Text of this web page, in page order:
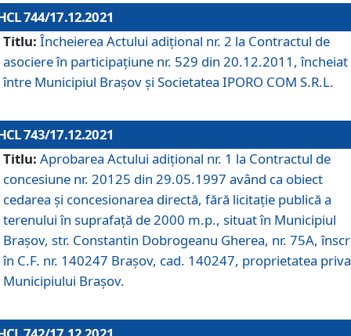
744/17.12.2021
Titlu: Încheierea Actului adițional nr. 2 la Contractul de
asociere în participațiune nr. 529 din 20.12.2011, încheiat
între Municipiul Brașov și Societatea IPORO COM S.R.L.
743/17.12.2021
Titlu: Aprobarea Actului adiţional nr. 1 la Contractul de
concesiune nr. 20125 din 29.05.1997 având ca obiect
cedarea și concesionarea directă, fără licitație publică a
terenului în suprafață de 2000 m.p., situat în Municipiul
Brașov, str. Constantin Dobrogeanu Gherea, nr. 75A,
în C.F. nr. 140247 Brașov, cad. 140247, proprietatea
Municipiului Brașov.